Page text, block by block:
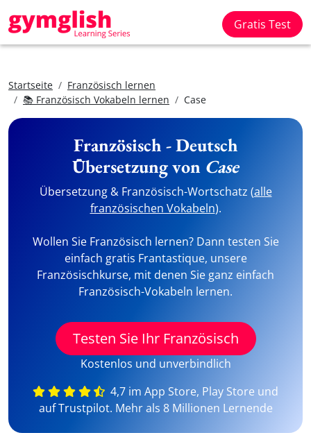
Gratis Test
Startseite
Französisch lernen
📚 Französisch Vokabeln lernen
Case
Französisch - Deutsch
Übersetzung von Case
Übersetzung & Französisch-Wortschatz (alle
französischen Vokabeln).
Wollen Sie Französisch lernen? Dann testen Sie
einfach gratis Frantastique, unsere
Französischkurse, mit denen Sie ganz einfach
Französisch-Vokabeln lernen.
Testen Sie Ihr Französisch
Kostenlos und unverbindlich
4,7 im App Store, Play Store und
auf Trustpilot. Mehr als 8 Millionen Lernende